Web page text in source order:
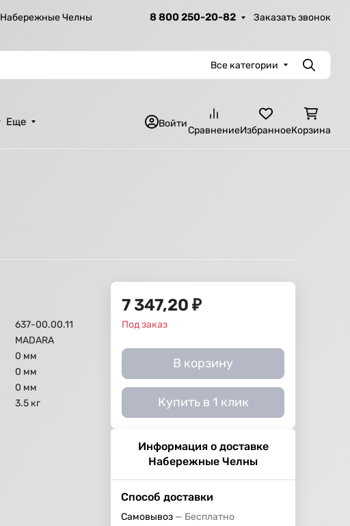
Набережные Челны 8 800 250-20-82 Заказать звонок
Все категории Поиск
Еще Войти
СравнениеИзбранноеКорзина
637-00.00.11
МАDARA
0 мм
0 мм
0 мм
3.5 кг
7 347,20 ₽
Под заказ
В корзину
Купить в 1 клик
Информация о доставке
Набережные Челны
Способ доставки
Самовывоз Бесплатно